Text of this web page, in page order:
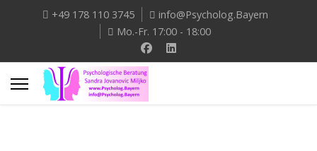
+49 178 110 3745
info@Psycholog.Bayern
Mo.-Fr. 17:00 - 18:00